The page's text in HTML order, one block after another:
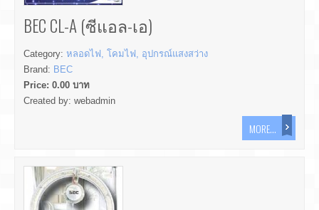
BEC CL-A (ซีแอล-เอ)
Category: หลอดไฟ, โคมไฟ, อุปกรณ์แสงสว่าง
Brand: BEC
Price: 0.00 บาท
Created by: webadmin
MORE...